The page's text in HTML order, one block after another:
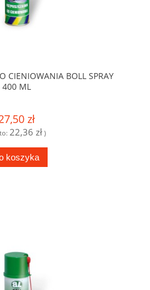
CIENIOWANIA BOLL SPRAY
400 ML
zł
22,36 zł )
koszyka